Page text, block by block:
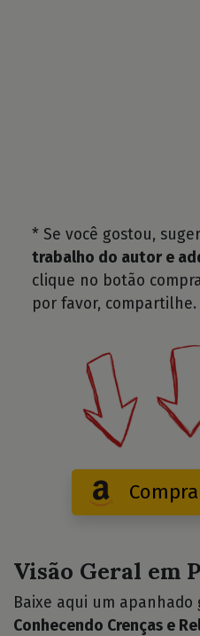
* Se você gostou,
trabalho do autor e
clique no botão
por favor, compartilhe.
Visão Geral em
Baixe aqui um
Conhecendo Crenças e